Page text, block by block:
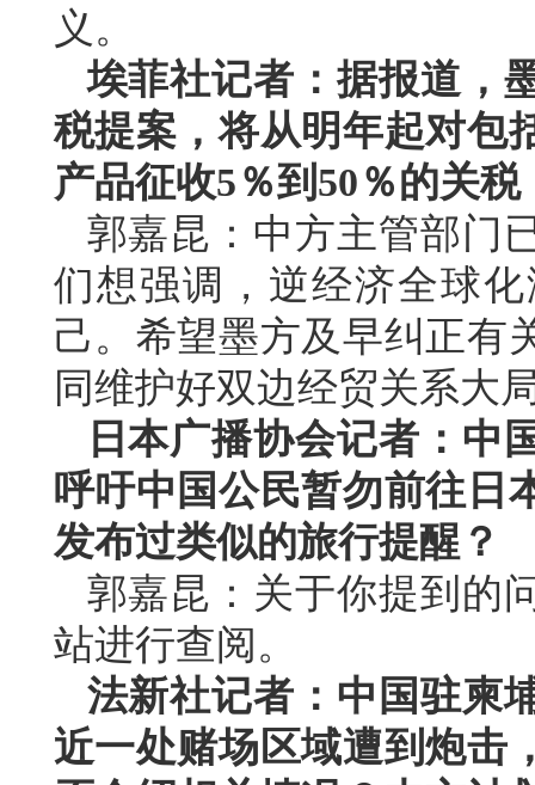
义。
埃菲社记者：据报道，
税提案，将从明年起对包
产品征收5％到50％的关
郭嘉昆：中方主管部门
们想强调，逆经济全球
己。希望墨方及早纠正有
同维护好双边经贸关系大
日本广播协会记者：中
呼吁中国公民暂勿前往日
发布过类似的旅行提醒？
郭嘉昆：关于你提到的
站进行查阅。
法新社记者：中国驻柬
近一处赌场区域遭到炮击